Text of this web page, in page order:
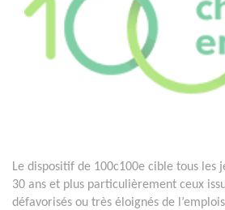
Le dispositif de 100c100e cible tous les
30 ans et plus particulièrement ceux
défavorisés ou très éloignés de